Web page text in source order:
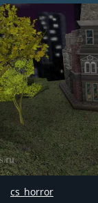
cs_horror